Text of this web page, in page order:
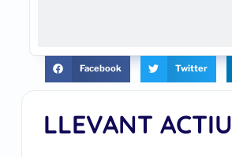
LLEVANT ACTIU
Facebook Twitter